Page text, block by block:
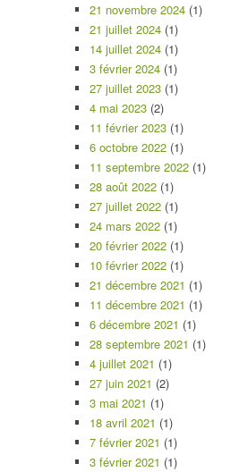
21 novembre 2024 (1)
21 juillet 2024 (1)
14 juillet 2024 (1)
3 février 2024 (1)
27 juillet 2023 (1)
4 mai 2023 (2)
11 février 2023 (1)
6 octobre 2022 (1)
11 septembre 2022 (1)
28 août 2022 (1)
27 juillet 2022 (1)
24 mars 2022 (1)
20 février 2022 (1)
10 février 2022 (1)
21 décembre 2021 (1)
11 décembre 2021 (1)
6 décembre 2021 (1)
28 septembre 2021 (1)
4 juillet 2021 (1)
27 juin 2021 (2)
3 mai 2021 (1)
18 avril 2021 (1)
7 février 2021 (1)
3 février 2021 (1)